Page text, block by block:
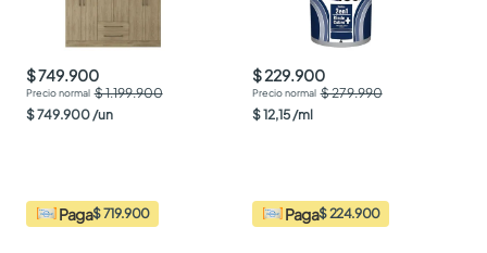
$ 749.900
$ 1.199.900
$749.900 /un
Paga$ 719.900
$ 229.900
$ 279.990
$12,15 /ml
Paga$ 224.900